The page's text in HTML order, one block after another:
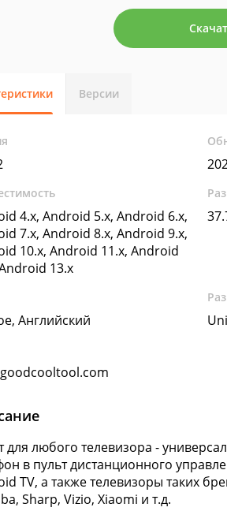
Версии
4.x, Android 5.x, Android 6.x,
7.x, Android 8.x, Android 9.x,
10.x, Android 11.x, Android
13.x
Английский
для любого телевизора -
в пульт дистанционного
TV, а также телевизоры таких
Sharp, Vizio, Xiaomi и т.д.